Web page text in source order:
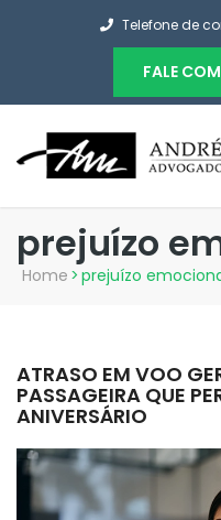
Telefone de
FALE
prejuízo
Home > prejuízo
ATRASO EM VOO
PASSAGEIRA QUE
ANIVERSÁRIO